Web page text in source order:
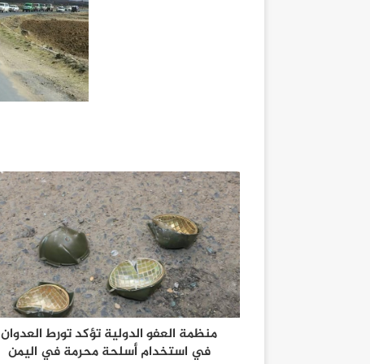
منظمة العفو الدولية تؤكد تورط العدوان
في استخدام أسلحة محرمة في اليمن